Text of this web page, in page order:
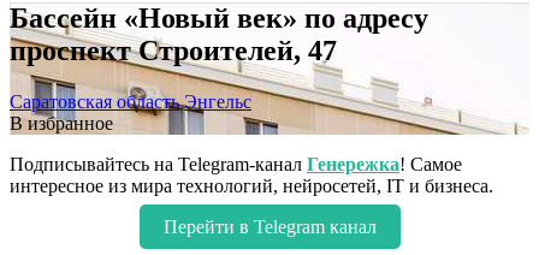
Бассейн «Новый век» по адресу
проспект Строителей, 47
Саратовская область Энгельс
В избранное
Подписывайтесь на Telegram-канал Генережка! Самое
интересное из мира технологий, нейросетей, IT и бизнеса.
Перейти в Telegram канал